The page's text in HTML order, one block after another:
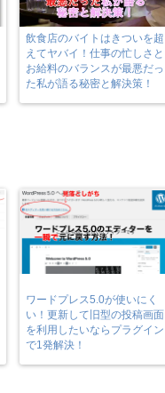
飲食店のバイトはきついを超
えてヤバイ！仕事の忙しさと
お給料のバランスが最悪だっ
た私が語る秘密と解決策！
ワードプレス5.0が使いにく
い！更新して旧型の投稿画面
を利用したいならプラグイン
で1発解決！